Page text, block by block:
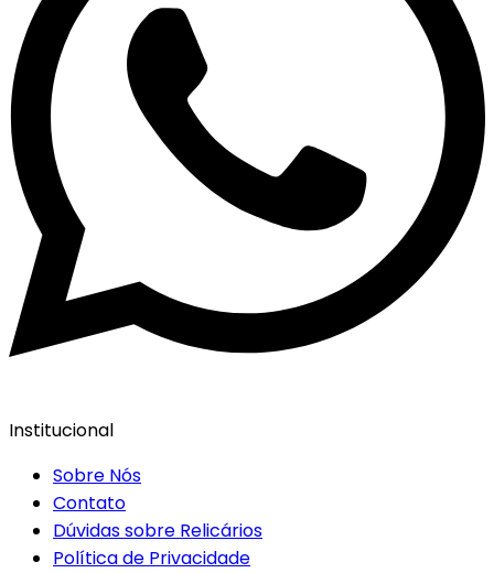
Institucional
Sobre Nós
Contato
Dúvidas sobre Relicários
Política de Privacidade